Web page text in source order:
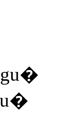
�
�